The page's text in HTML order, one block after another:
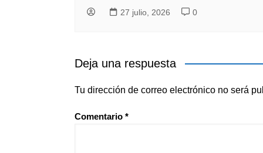
27 julio, 2026 0
Deja una respuesta
Tu dirección de correo electrónico no será
Comentario *